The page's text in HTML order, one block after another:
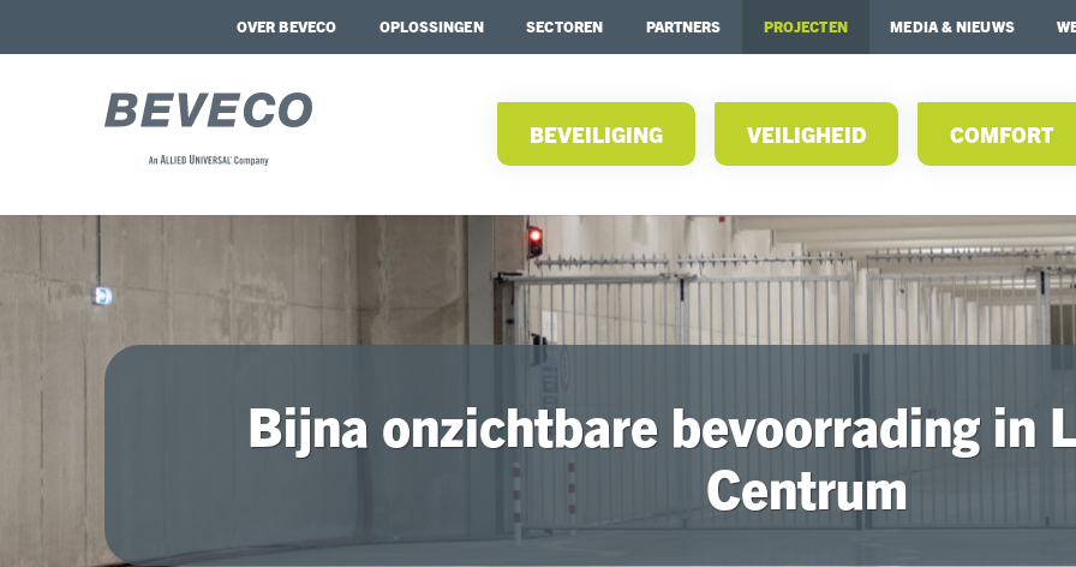
OVER BEVECO OPLOSSINGEN SECTOREN PARTNERS PROJECTEN MEDIA & NIEUWS
BEVEILIGING VEILIGHEID COMFORT
Bijna onzichtbare bevoorrading in
Centrum